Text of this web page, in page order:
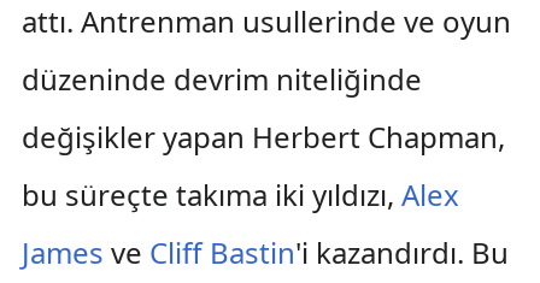
attı. Antrenman usullerinde ve oyun
düzeninde devrim niteliğinde
değişikler yapan Herbert Chapman,
bu süreçte takıma iki yıldızı, Alex
James ve Cliff Bastin'i kazandırdı. Bu